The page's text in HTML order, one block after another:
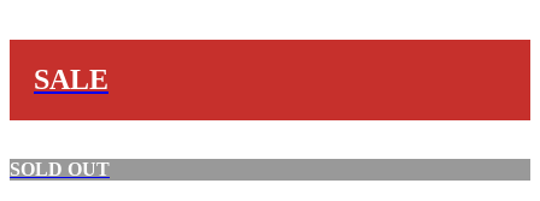
SALE
SOLD OUT